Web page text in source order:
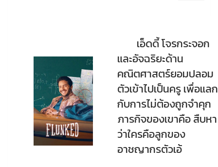
เอ็ดดี้ โจรกระจอก
และอัจฉริยะด้าน
คณิตศาสตร์ยอมปลอม
ตัวเข้าไปเป็นครู เพื่อแลก
กับการไม่ต้องถูกจำคุก
ภารกิจของเขาคือ สืบหา
ว่าใครคือลูกของ
อาชญากรตัวเอ้